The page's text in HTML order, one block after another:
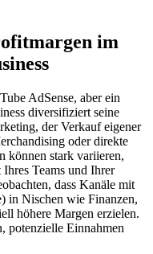
im
AdSense, aber ein
diversifiziert seine
der Verkauf eigener
oder direkte
können stark variieren,
Teams und Ihrer
dass Kanäle mit
in Nischen wie Finanzen,
höhere Margen erzielen.
potenzielle Einnahmen